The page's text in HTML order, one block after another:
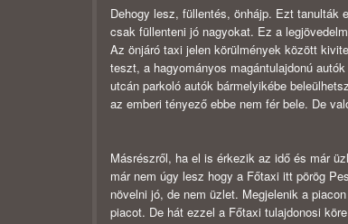
Dehogy lesz, füllentés, önhájp. Ezt tanulták
csak füllenteni jó nagyokat. Ez a
Az önjáró taxi jelen körülmények között
teszt, a hagyományos magántulajdonú
utcán parkoló autók bármelyikébe
az emberi tényező ebbe nem fér bele. De
Másrészről, ha el is érkezik az idő és már
már nem úgy lesz hogy a Főtaxi itt pörög
növelni jó, de nem üzlet. Megjelenik a
piacot. De hát ezzel a Főtaxi tulajdonosi